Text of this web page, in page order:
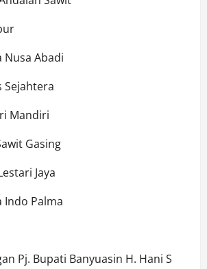
Nusa Abadi
Sejahtera
Mandiri
Gasing
Jaya
Indo Palma
Pj. Bupati Banyuasin H. Hani S